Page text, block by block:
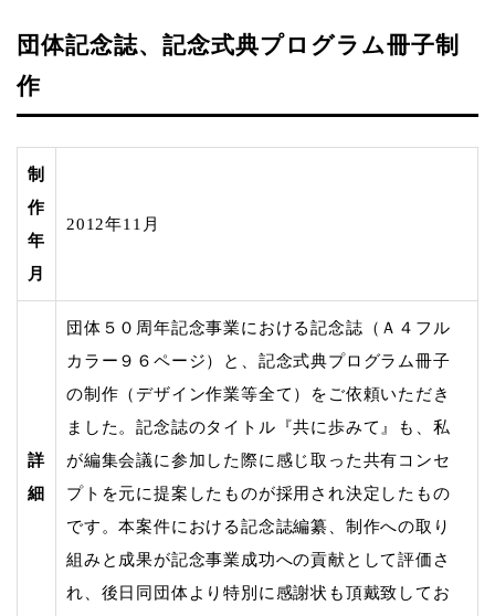
団体記念誌、記念式典プログラム冊子制
作
制
作
年
月
2012年11月
詳
細
団体５０周年記念事業における記念誌（Ａ４フル
カラー９６ページ）と、記念式典プログラム冊子
の制作（デザイン作業等全て）をご依頼いただき
ました。記念誌のタイトル『共に歩みて』も、私
が編集会議に参加した際に感じ取った共有コンセ
プトを元に提案したものが採用され決定したもの
です。本案件における記念誌編纂、制作への取り
組みと成果が記念事業成功への貢献として評価さ
れ、後日同団体より特別に感謝状も頂戴致してお